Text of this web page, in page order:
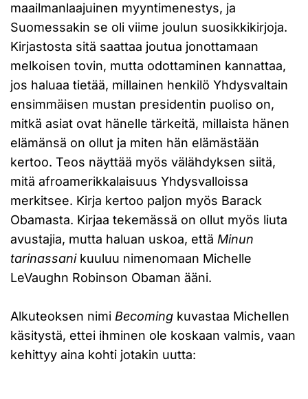
maailmanlaajuinen myyntimenestys, ja
Suomessakin se oli viime joulun suosikkikirjoja.
Kirjastosta sitä saattaa joutua jonottamaan
melkoisen tovin, mutta odottaminen kannattaa,
jos haluaa tietää, millainen henkilö Yhdysvaltain
ensimmäisen mustan presidentin puoliso on,
mitkä asiat ovat hänelle tärkeitä, millaista hänen
elämänsä on ollut ja miten hän elämästään
kertoo. Teos näyttää myös välähdyksen siitä,
mitä afroamerikkalaisuus Yhdysvalloissa
merkitsee. Kirja kertoo paljon myös Barack
Obamasta. Kirjaa tekemässä on ollut myös liuta
avustajia, mutta haluan uskoa, että Minun
tarinassanikuuluu nimenomaan Michelle
LeVaughn Robinson Obaman ääni.
Alkuteoksen nimi Becoming kuvastaa Michellen
käsitystä, ettei ihminen ole koskaan valmis, vaan
kehittyy aina kohti jotakin uutta: